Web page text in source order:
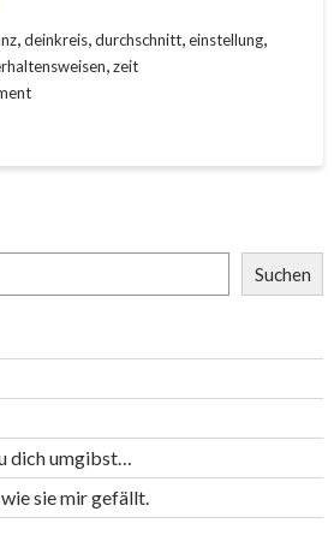
,deinkreis,durchschnitt,einstellung,
,zeit
Suchen
dich umgibst…
sie mir gefällt.